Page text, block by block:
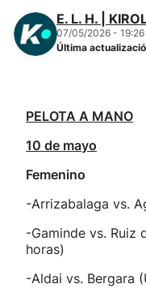
E. L. H. |
07/05/2026 - 19:26
Última
PELOTA A MANO
10 de mayo
Femenino
-Arrizabalaga vs.
-Gaminde vs. Ruiz
horas)
-Aldai vs. Bergara